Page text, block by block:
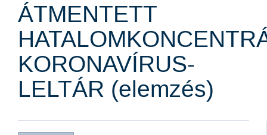
ÁTMENTETT
KORONAVÍRUS-
LELTÁR (elemzés)